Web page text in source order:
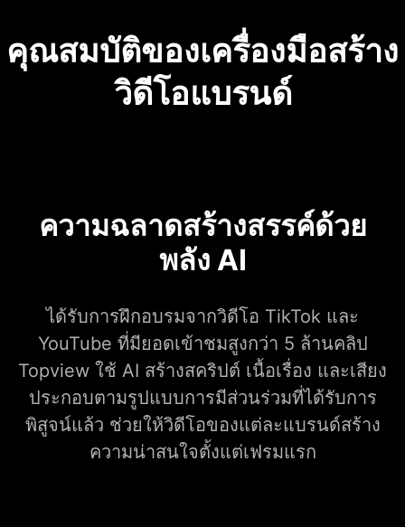
คุณสมบัติของเครื่องมือสร้าง
วิดีโอแบรนด์
ความฉลาดสร้างสรรค์ด้วย
พลัง AI
ได้รับการฝึกอบรมจากวิดีโอ TikTok และ
YouTube ที่มียอดเข้าชมสูงกว่า 5 ล้านคลิป
Topview ใช้ AI สร้างสคริปต์ เนื้อเรื่อง และเสียง
ประกอบตามรูปแบบการมีส่วนร่วมที่ได้รับการ
พิสูจน์แล้ว ช่วยให้วิดีโอของแต่ละแบรนด์สร้าง
ความน่าสนใจตั้งแต่เฟรมแรก